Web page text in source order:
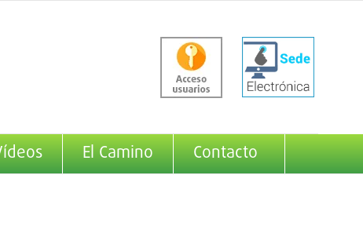
El Camino Contacto